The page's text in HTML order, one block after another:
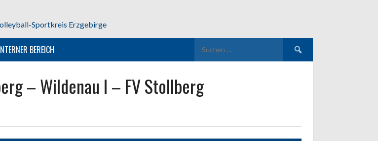
BEREICH
nach:
– Wildenau I – FV Stollberg